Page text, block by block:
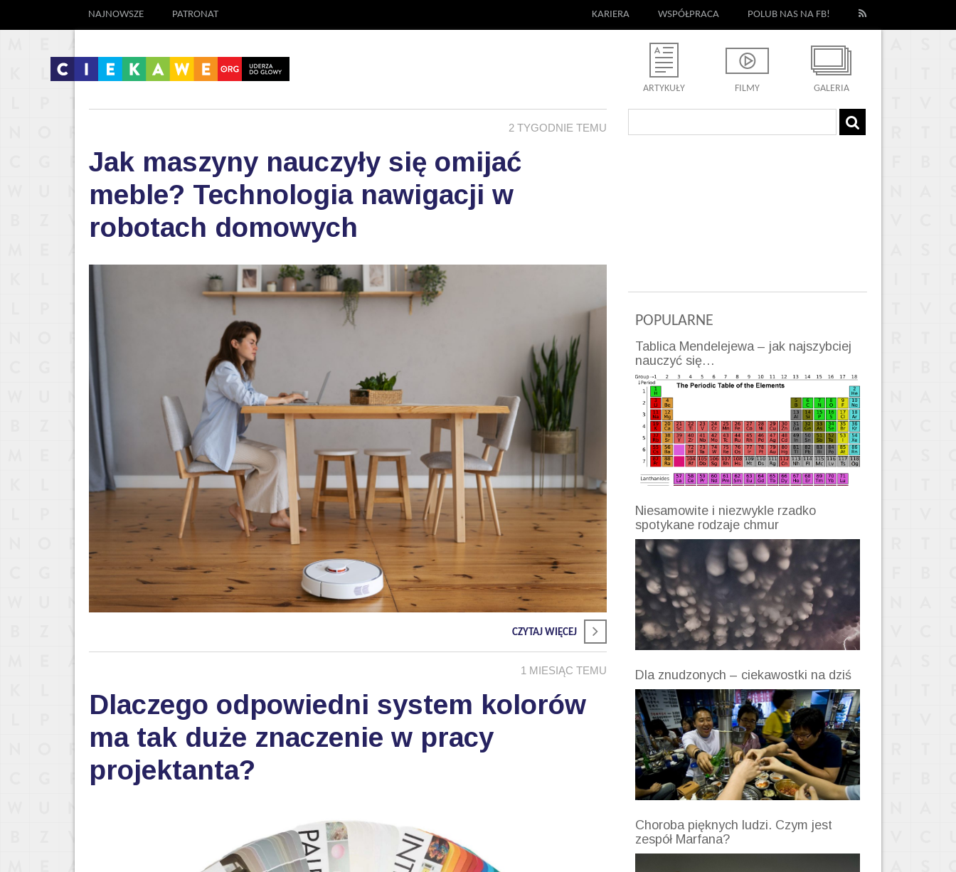
NAJNOWSZE PATRONAT KARIERA WSPÓŁPRACA POLUB NAS NA FB!
ARTYKUŁY FILMY GALERIA
2 TYGODNIE TEMU
Jak maszyny nauczyły się omijać
meble? Technologia nawigacji w
robotach domowych
CZYTAJ WIĘCEJ
1 MIESIĄC TEMU
Dlaczego odpowiedni system kolorów
ma tak duże znaczenie w pracy
projektanta?
POPULARNE
Tablica Mendelejewa – jak najszybciej
nauczyć się…
Niesamowite i niezwykle rzadko
spotykane rodzaje chmur
Dla znudzonych – ciekawostki na dziś
Choroba pięknych ludzi. Czym jest
zespół Marfana?